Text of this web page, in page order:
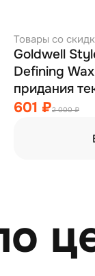
Товары со
Goldwell
Defining
придания
мл
601 ₽2 000 ₽